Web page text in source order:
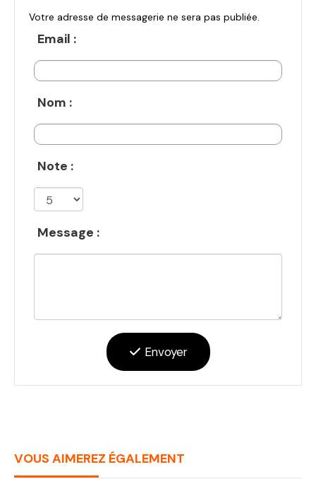
Votre adresse de messagerie ne sera pas publiée.
Email :
Nom :
Note :
Message :
Envoyer
VOUS AIMEREZ ÉGALEMENT